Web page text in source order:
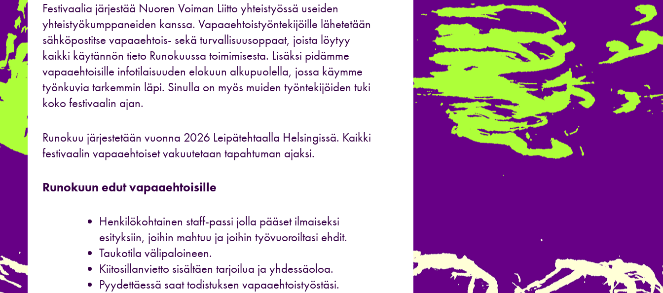
Festivaalia järjestää Nuoren Voiman Liitto yhteistyössä useiden
yhteistyökumppaneiden kanssa. Vapaaehtoistyöntekijöille lähetetään
sähköpostitse vapaaehtois- sekä turvallisuusoppaat, joista löytyy
kaikki käytännön tieto Runokuussa toimimisesta. Lisäksi pidämme
vapaaehtoisille infotilaisuuden elokuun alkupuolella, jossa käymme
työnkuvia tarkemmin läpi. Sinulla on myös muiden työntekijöiden tuki
koko festivaalin ajan.
Runokuu järjestetään vuonna 2026 Leipätehtaalla Helsingissä. Kaikki
festivaalin vapaaehtoiset vakuutetaan tapahtuman ajaksi.
Runokuun edut vapaaehtoisille
Henkilökohtainen staff-passi jolla pääset ilmaiseksi
esityksiin, joihin mahtuu ja joihin työvuoroiltasi ehdit.
Taukotila välipaloineen.
Kiitosillanvietto sisältäen tarjoilua ja yhdessäoloa.
Pyydettäessä saat todistuksen vapaaehtoistyöstäsi.